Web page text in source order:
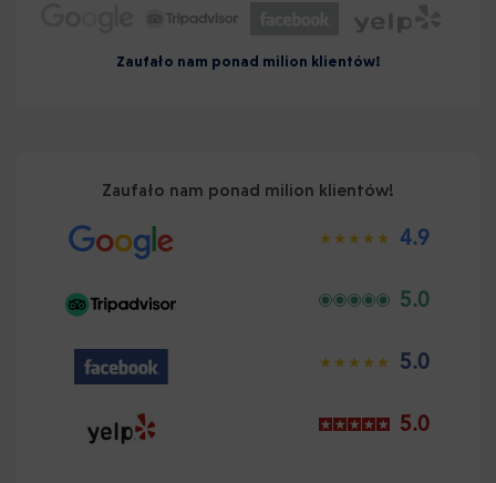
Zaufało nam ponad milion klientów!
Zaufało nam ponad milion klientów!
4.9
5.0
5.0
5.0